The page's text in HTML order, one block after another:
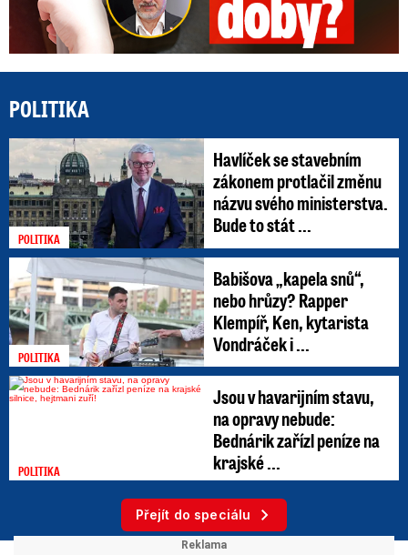
POLITIKA
POLITIKA
Havlíček se stavebním
zákonem protlačil změnu
názvu svého ministerstva.
Bude to stát ...
POLITIKA
Babišova „kapela snů“,
nebo hrůzy? Rapper
Klempíř, Ken, kytarista
Vondráček i ...
POLITIKA
Jsou v havarijním stavu,
na opravy nebude:
Bednárik zařízl peníze na
krajské ...
Přejít do speciálu